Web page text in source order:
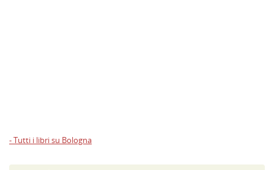
- Tutti i libri su Bologna